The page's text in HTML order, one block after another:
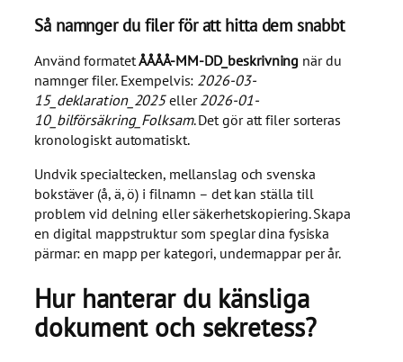
Så namnger du filer för att hitta dem snabbt
Använd formatetÅÅÅÅ-MM-DD_beskrivning när du
namnger filer. Exempelvis: 2026-03-
15_deklaration_2025eller2026-01-
10_bilförsäkring_Folksam. Det gör att filer sorteras
kronologiskt automatiskt.
Undvik specialtecken, mellanslag och svenska
bokstäver (å, ä, ö) i filnamn – det kan ställa till
problem vid delning eller säkerhetskopiering. Skapa
en digital mappstruktur som speglar dina fysiska
pärmar: en mapp per kategori, undermappar per år.
Hur hanterar du känsliga
dokument och sekretess?